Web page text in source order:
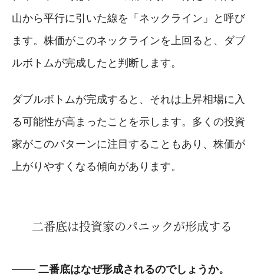
山から平行に引いた線を「ネックライン」と呼び
ます。株価がこのネックラインを上回ると、ダブ
ルボトムが完成したと判断します。
ダブルボトムが完成すると、それは上昇相場に入
る可能性が高まったことを示します。多くの投資
家がこのパターンに注目することもあり、株価が
上がりやすくなる傾向があります。
二番底は投資家のパニックが形成する
二番底はなぜ形成されるのでしょうか。